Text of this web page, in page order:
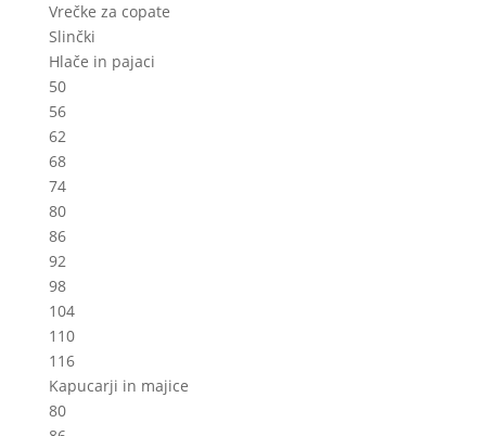
Vrečke za copate
Slinčki
Hlače in pajaci
50
56
62
68
74
80
86
92
98
104
110
116
Kapucarji in majice
80